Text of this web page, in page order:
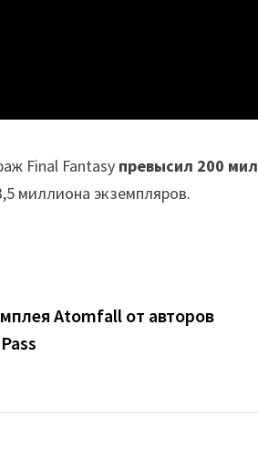
Final Fantasy превысил 200
миллиона экземпляров.
Atomfall от авторов